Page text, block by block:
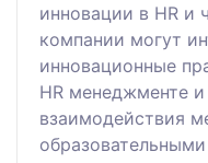
инновации в HR и
компании могут
инновационные
HR менеджменте
взаимодействия